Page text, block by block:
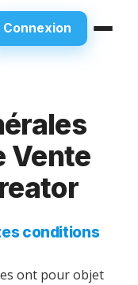
Connexion
Vente
conditions
ont pour objet